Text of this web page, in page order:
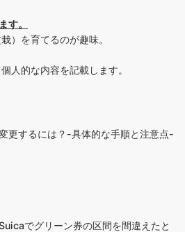
す。
）を育てるのが趣味。
人的な内容を記載します。
更するには？-具体的な手順と注意点-
でグリーン券の区間を間違えたと